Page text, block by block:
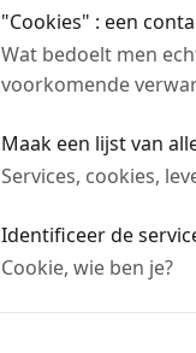
"Cookies" : een
Wat bedoelt men
voorkomende
Maak een lijst van
Services, cookies,
Identificeer de
Cookie, wie ben je?